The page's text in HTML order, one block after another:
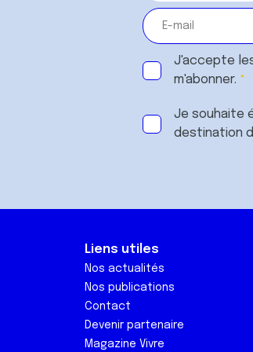
J'accepte
m'abonner.
Je souhaite
destination
Liens utiles
Nos actualités
Nos publications
Contact
Devenir partenaire
Magazine Vivre